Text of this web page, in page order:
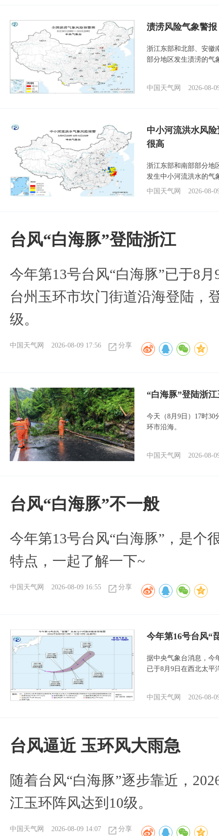
渍涝风险气象警
浙江东部和北部、安徽
部分地区发生渍涝的气
中国天气网 2026-08-
中小河流洪水风
很高
浙江东部和南部部分地
发生中小河流洪水的气
中国天气网
2026-08-
台风“白海豚”登陆浙江
今年第13号台风“白海豚”已于8
台州玉环市坎门街道沿海登陆，
级。
中国天气网 2026-08-09 17:56 分享
“白海豚”登陆浙
今天（8月9日）17时30
环市沿海。
中国天气网 2026-08-
台风“白海豚”不一般
今年第13号台风“白海豚”，是个
特点，一起了解一下~
中国天气网 2026-08-09 16:55 分享
今年第16号台风“
据中央气象台消息，今
已于8月9日在西北太平
中国天气网 2026-08-
台风逼近 玉环风大雨急
随着台风“白海豚”逐步靠近，
江玉环阵风达到10级。
中国天气网 2026-08-09 14:07 分享